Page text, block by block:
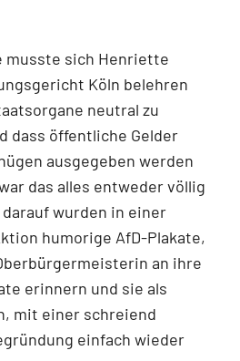
musste sich Henriette
Köln belehren
neutral zu
dass öffentliche Gelder
ausgegeben werden
das alles entweder völlig
wurden in einer
humorige AfD-Plakate,
an ihre
erinnern und sie als
mit einer schreiend
einfach wieder